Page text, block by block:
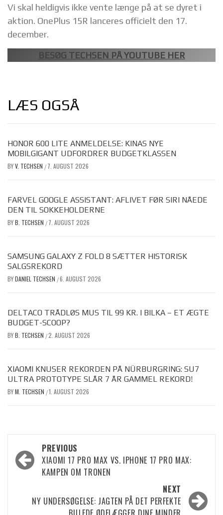
Vi skal heldigvis ikke vente længe på at se dyret i
aktion. OnePlus 15R lanceres officielt den 17.
december.
BESØG TECHSEN PÅ YOUTUBE HER
LÆS OGSÅ
HONOR 600 LITE ANMELDELSE: KINAS NYE
MOBILGIGANT UDFORDRER BUDGETKLASSEN
BYV. TECHSEN / 7. AUGUST 2026
FARVEL GOOGLE ASSISTANT: AFLIVET FØR SIRI NÅEDE
DEN TIL SOKKEHOLDERNE
BYB. TECHSEN / 7. AUGUST 2026
SAMSUNG GALAXY Z FOLD 8 SÆTTER HISTORISK
SALGSREKORD
BYDANIEL TECHSEN /6. AUGUST 2026
DELTACO TRÅDLØS MUS TIL 99 KR. I BILKA – ET ÆGTE
BUDGET-SCOOP?
BYB. TECHSEN /2. AUGUST 2026
XIAOMI KNUSER REKORDEN PÅ NÜRBURGRING: SU7
ULTRA PROTOTYPE SLÅR 7 ÅR GAMMEL REKORD!
BYM. TECHSEN /1. AUGUST 2026
Post
navigation
PREVIOUS
XIAOMI 17 PRO MAX VS. IPHONE 17 PRO MAX:
KAMPEN OM TRONEN
NEXT
NY UNDERSØGELSE: JAGTEN PÅ DET PERFEKTE